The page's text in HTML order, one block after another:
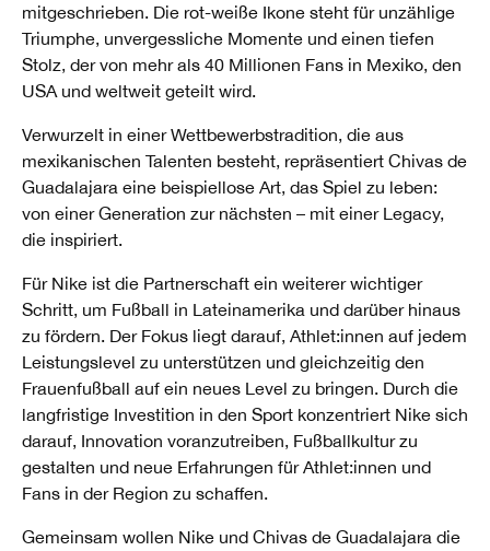
mitgeschrieben. Die rot-weiße Ikone steht für unzählige
Triumphe, unvergessliche Momente und einen tiefen
Stolz, der von mehr als 40 Millionen Fans in Mexiko, den
USA und weltweit geteilt wird.
Verwurzelt in einer Wettbewerbstradition, die aus
mexikanischen Talenten besteht, repräsentiert Chivas de
Guadalajara eine beispiellose Art, das Spiel zu leben:
von einer Generation zur nächsten – mit einer Legacy,
die inspiriert.
Für Nike ist die Partnerschaft ein weiterer wichtiger
Schritt, um Fußball in Lateinamerika und darüber hinaus
zu fördern. Der Fokus liegt darauf, Athlet:innen auf jedem
Leistungslevel zu unterstützen und gleichzeitig den
Frauenfußball auf ein neues Level zu bringen. Durch die
langfristige Investition in den Sport konzentriert Nike sich
darauf, Innovation voranzutreiben, Fußballkultur zu
gestalten und neue Erfahrungen für Athlet:innen und
Fans in der Region zu schaffen.
Gemeinsam wollen Nike und Chivas de Guadalajara die